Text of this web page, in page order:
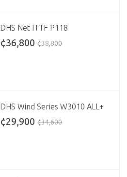
DHS Net ITTF P118
¢36,800 ¢38,800
DHS Wind Series W3010 ALL+
¢29,900 ¢34,600